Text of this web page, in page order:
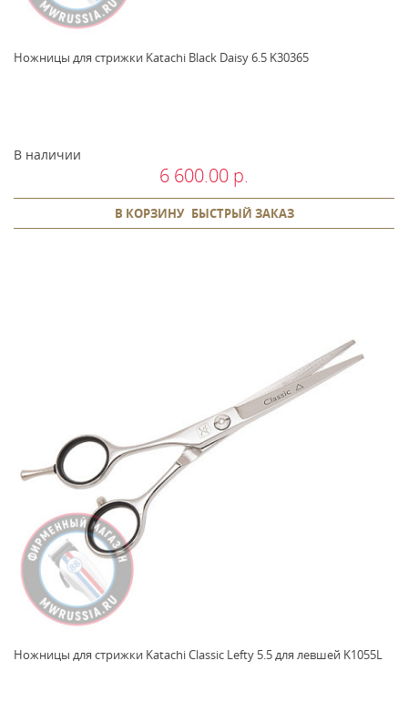
Ножницы для стрижки Katachi Black Daisy 6.5 K30365
В наличии
6 600.00 р.
В КОРЗИНУ БЫСТРЫЙ ЗАКАЗ
Ножницы для стрижки Katachi Classic Lefty 5.5 для левшей K1055L